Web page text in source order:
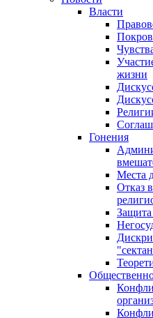
Власти
жизни
Гонения
Места
Отказ